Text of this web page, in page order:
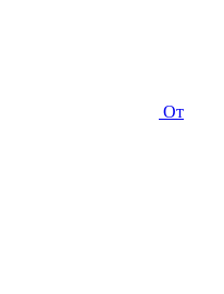
От